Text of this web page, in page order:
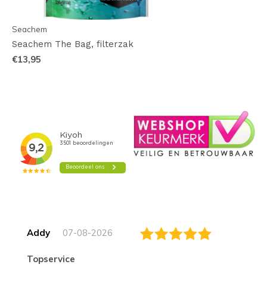
Seachem
Seachem The Bag, filterzak
€13,95
Addy 07-08-2026
topservice